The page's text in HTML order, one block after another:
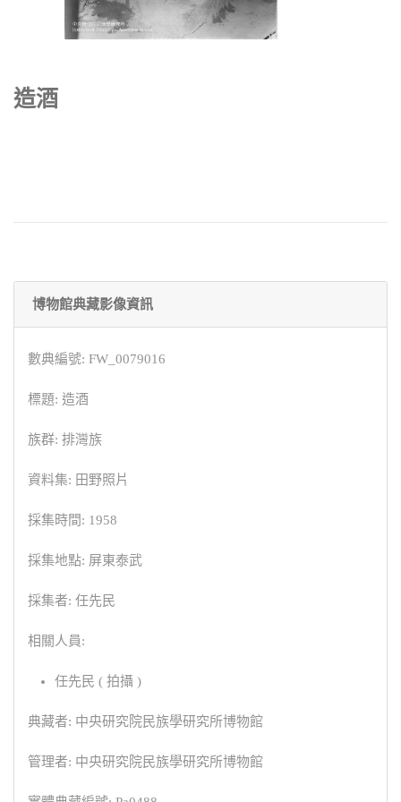
造酒
博物館典藏影像資訊
數典編號: FW_0079016
標題: 造酒
族群: 排灣族
資料集: 田野照片
採集時間: 1958
採集地點: 屏東泰武
採集者: 任先民
相關人員:
任先民 ( 拍攝 )
典藏者: 中央研究院民族學研究所博物館
管理者: 中央研究院民族學研究所博物館